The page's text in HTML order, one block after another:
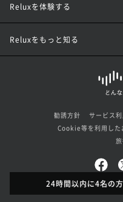
24時間以内に4名の
Reluxを体験する
Reluxをもっと知る
勧誘方針 サービス
Cookie等を利用した
© Loco